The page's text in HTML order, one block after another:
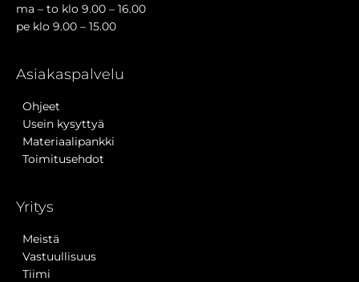
ma – to klo 9.00 – 16.00
pe klo 9.00 – 15.00
Asiakaspalvelu
Ohjeet
Usein kysyttyä
Materiaalipankki
Toimitusehdot
Yritys
Meistä
Vastuullisuus
Tiimi